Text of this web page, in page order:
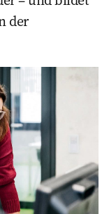
der